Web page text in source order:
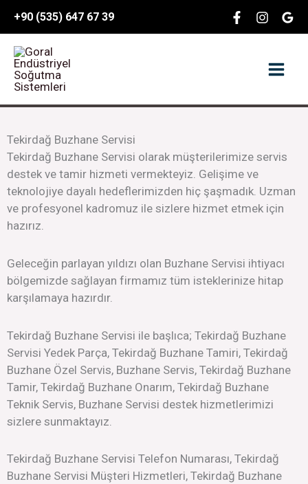
content
+90 (535) 647 67 39
Tekirdağ Buzhane Servisi
Tekirdağ Buzhane Servisi olarak müşterilerimize servis
destek ve tamir hizmeti vermekteyiz. Gelişime ve
teknolojiye dayalı hedeflerimizden hiç şaşmadık. Uzman
ve profesyonel kadromuz ile sizlere hizmet etmek için
hazırız.
Geleceğin parlayan yıldızı olan Buzhane Servisi ihtiyacı
bölgemizde sağlayan firmamız tüm isteklerinize hitap
karşılamaya hazırdır.
Tekirdağ Buzhane Servisi ile başlıca; Tekirdağ Buzhane
Servisi Yedek Parça, Tekirdağ Buzhane Tamiri, Tekirdağ
Buzhane Özel Servis, Buzhane Servis, Tekirdağ Buzhane
Tamir, Tekirdağ Buzhane Onarım, Tekirdağ Buzhane
Teknik Servis, Buzhane Servisi destek hizmetlerimizi
sizlere sunmaktayız.
Tekirdağ Buzhane Servisi Telefon Numarası, Tekirdağ
Buzhane Servisi Müşteri Hizmetleri, Tekirdağ Buzhane